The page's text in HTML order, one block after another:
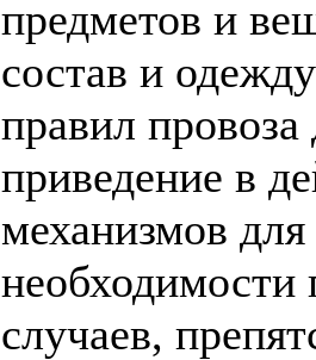
предметов и
состав и
правил
приведение в
механизмов
необходимости
случаев,